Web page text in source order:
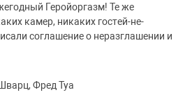
Геройоргазм! Те же
камер, никаких гостей-не-
соглашение о неразглашении и
Фред Туа